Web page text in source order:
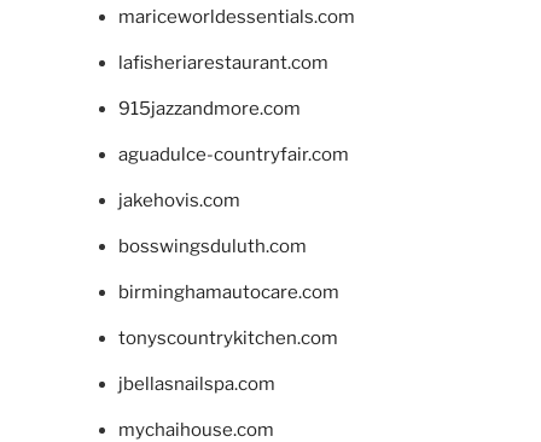
mariceworldessentials.com
lafisheriarestaurant.com
915jazzandmore.com
aguadulce-countryfair.com
jakehovis.com
bosswingsduluth.com
birminghamautocare.com
tonyscountrykitchen.com
jbellasnailspa.com
mychaihouse.com